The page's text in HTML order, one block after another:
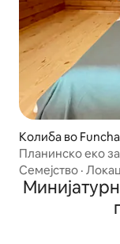
Колиба во
Планинско еко
Семејство ·